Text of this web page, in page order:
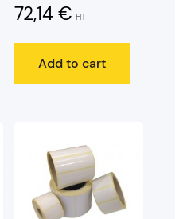
72,14 € HT
Add to cart